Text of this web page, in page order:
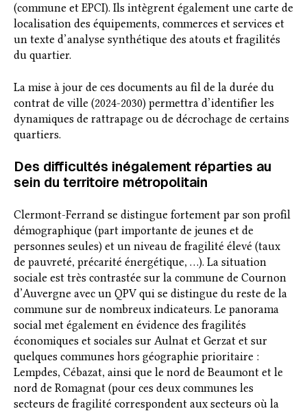
(commune et EPCI). Ils intègrent également une carte de
localisation des équipements, commerces et services et
un texte d’analyse synthétique des atouts et fragilités
du quartier.
La mise à jour de ces documents au fil de la durée du
contrat de ville (2024-2030) permettra d’identifier les
dynamiques de rattrapage ou de décrochage de certains
quartiers.
Des difficultés inégalement réparties au
sein du territoire métropolitain
Clermont-Ferrand se distingue fortement par son profil
démographique (part importante de jeunes et de
personnes seules) et un niveau de fragilité élevé (taux
de pauvreté, précarité énergétique, …). La situation
sociale est très contrastée sur la commune de Cournon
d’Auvergne avec un QPV qui se distingue du reste de la
commune sur de nombreux indicateurs. Le panorama
social met également en évidence des fragilités
économiques et sociales sur Aulnat et Gerzat et sur
quelques communes hors géographie prioritaire :
Lempdes, Cébazat, ainsi que le nord de Beaumont et le
nord de Romagnat (pour ces deux communes les
secteurs de fragilité correspondent aux secteurs où la